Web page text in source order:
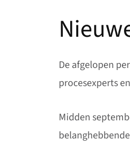
De afgelopen
procesexperts
Midden